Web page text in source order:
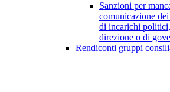
Sanzioni per
comunicazione
di incarichi
direzione o di
Rendiconti gruppi